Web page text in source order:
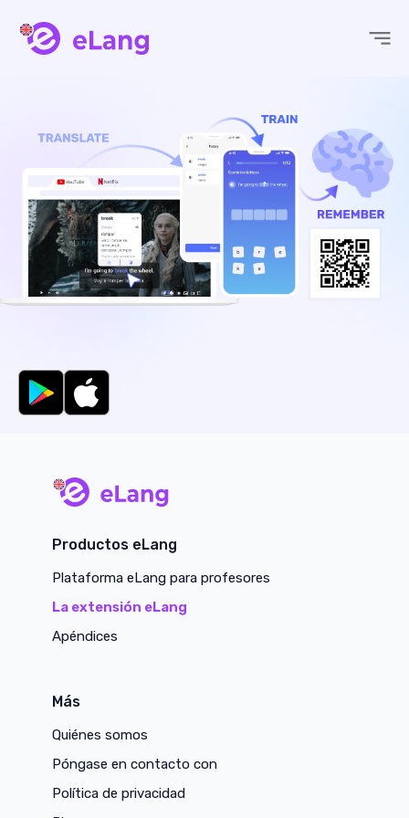
Productos eLang
Plataforma eLang para profesores
La extensión eLang
Apéndices
Más
Quiénes somos
Póngase en contacto con
Política de privacidad